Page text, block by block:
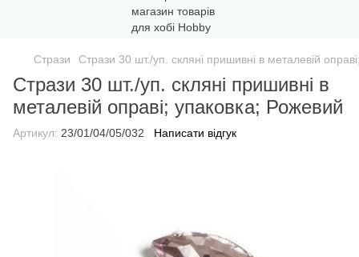
Стрази Стрази 30 шт./уп. скляні пришивні в металевій
Стрази 30 шт./уп. скляні пришивні в
металевій оправі; упаковка; Рожевий
Артикул: 23/01/04/05/032 Написати відгук